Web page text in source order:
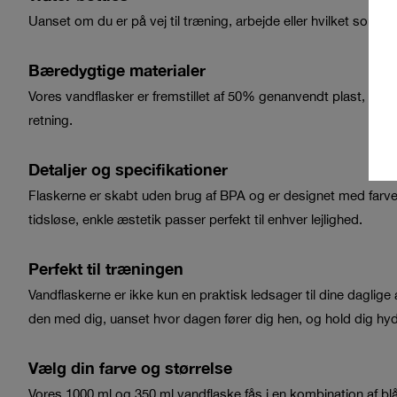
Uanset om du er på vej til træning, arbejde eller hvilket som
Bæredygtige materialer
Vores vandflasker er fremstillet af 50% genanvendt plast,
retning.
Detaljer og specifikationer
Flaskerne er skabt uden brug af BPA og er designet med
tidsløse, enkle æstetik passer perfekt til enhver lejlighed.
Perfekt til træningen
Vandflaskerne er ikke kun en praktisk ledsager til dine
den med dig, uanset hvor dagen fører dig hen, og hold dig
Vælg din farve og størrelse
Vores 1000 ml og 350 ml vandflaske fås i en kombination af